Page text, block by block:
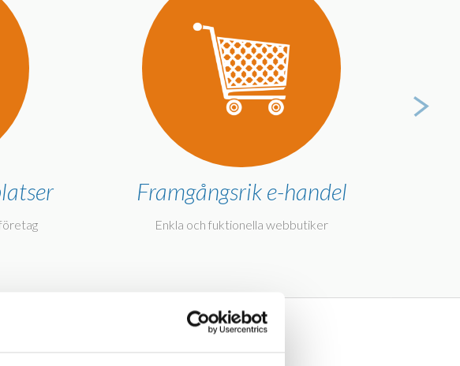
Framgångsrik e-handel
Enkla och fuktionella webbutiker
bland annat